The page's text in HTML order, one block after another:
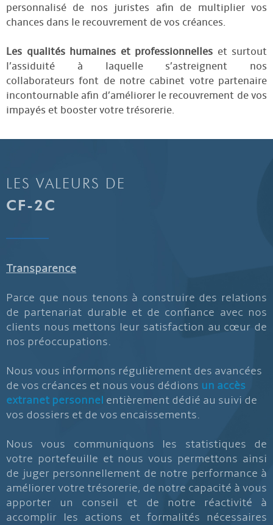
personnalisé de nos juristes afin de multiplier vos
chances dans le recouvrement de vos créances.
Les qualités humaines et professionnelles et surtout
l’assiduité à laquelle s’astreignent nos
collaborateurs font de notre cabinet votre partenaire
incontournable afin d’améliorer le recouvrement de vos
impayés et booster votre trésorerie.
LES VALEURS DE
CF-2C
Transparence
Parce que nous tenons à construire des relations
de partenariat durable et de confiance avec nos
clients nous mettons leur satisfaction au cœur de
nos préoccupations.
Nous vous informons régulièrement des avancées
de vos créances et nous vous dédions un accès
extranet personnel entièrement dédié au suivi de
vos dossiers et de vos encaissements.
Nous vous communiquons les statistiques de
votre portefeuille et nous vous permettons ainsi
de juger personnellement de notre performance à
améliorer votre trésorerie, de notre capacité à vous
apporter un conseil et de notre réactivité à
accomplir les actions et formalités nécessaires